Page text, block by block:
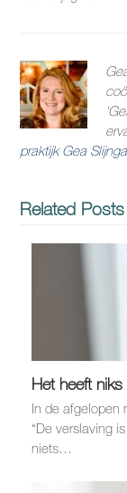
praktijk Gea
Related Posts
Het heeft
In de afgelopen
“De verslaving
niets…